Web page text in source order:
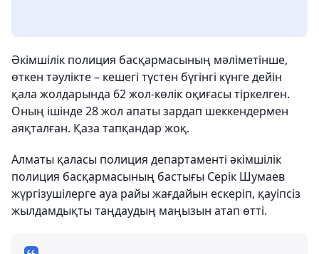
Әкімшілік полиция басқармасының мәліметінше,
өткен тәулікте – кешегі түстен бүгінгі күнге дейін
қала жолдарында 62 жол-көлік оқиғасы тіркелген.
Оның ішінде 28 жол апаты зардап шеккендермен
аяқталған. Қаза тапқандар жоқ.
Алматы қаласы полиция департаменті әкімшілік
полиция басқармасының бастығы Серік Шумаев
жүргізушілерге ауа райы жағдайын ескеріп, қауіпсіз
жылдамдықты таңдаудың маңызын атап өтті.